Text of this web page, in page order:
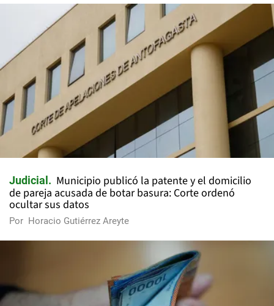
Judicial
Municipio publicó la patente y el domicilio
de pareja acusada de botar basura: Corte ordenó
ocultar sus datos
Por Horacio Gutiérrez Areyte